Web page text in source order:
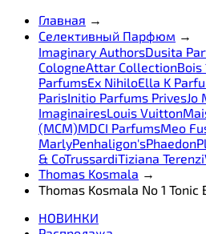
Главная →
Селективный Парфюм →
Imaginary AuthorsDusita
CologneAttar CollectionBois
ParfumsEx NihiloElla K
ParisInitio Parfums PrivesJo
ImaginairesLouis Vuitton
(MCM)MDCI ParfumsMeo
MarlyPenhaligon'sPhaedon
& CoTrussardiTiziana Terenzi
Thomas Kosmala →
Thomas Kosmala No 1 Tonic
НОВИНКИ